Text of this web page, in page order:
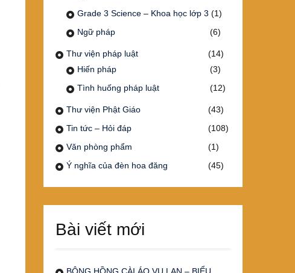
Grade 3 Science – Khoa học lớp 3 (1)
Ngữ pháp
(6)
Thư viện pháp luật
(14)
Hiến pháp
(3)
Tình huống pháp luật
(12)
Thư viện Phật Giáo
(43)
Tin tức – Hỏi đáp
(108)
Văn phòng phẩm
(1)
Ý nghĩa của đèn hoa đăng
(45)
Bài viết mới